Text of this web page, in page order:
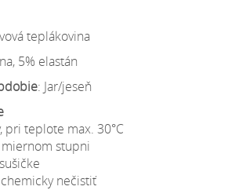
teplákovina
5% elastán
: Jar/jeseň
pri teplote max. 30°C
stupni
nečistiť